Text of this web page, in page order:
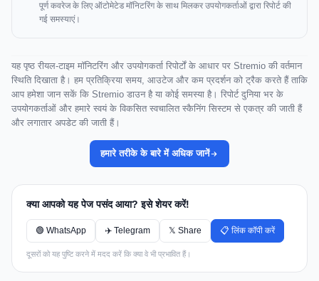
पूर्ण कवरेज के लिए ऑटोमेटेड मॉनिटरिंग के साथ मिलकर उपयोगकर्ताओं द्वारा रिपोर्ट की
गई समस्याएं।
यह पृष्ठ रीयल-टाइम मॉनिटरिंग और उपयोगकर्ता रिपोर्टों के आधार पर Stremio की वर्तमान
स्थिति दिखाता है। हम प्रतिक्रिया समय, आउटेज और कम प्रदर्शन को ट्रैक करते हैं ताकि
आप हमेशा जान सकें कि Stremio डाउन है या कोई समस्या है। रिपोर्ट दुनिया भर के
उपयोगकर्ताओं और हमारे स्वयं के विकसित स्वचालित स्कैनिंग सिस्टम से एकत्र की जाती हैं
और लगातार अपडेट की जाती हैं।
हमारे तरीके के बारे में अधिक जानें
क्या आपको यह पेज पसंद आया? इसे शेयर करें!
🟢 WhatsApp ✈️ Telegram 𝕏 Share 📋 लिंक कॉपी करें
दूसरों को यह पुष्टि करने में मदद करें कि क्या वे भी प्रभावित हैं।